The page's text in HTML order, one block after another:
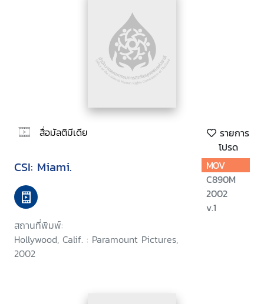
สื่อมัลติมีเดีย
รายการ
โปรด
CSI: Miami.
สถานที่พิมพ์:
Hollywood, Calif. : Paramount Pictures,
2002
MOV
C890M
2002
v.1